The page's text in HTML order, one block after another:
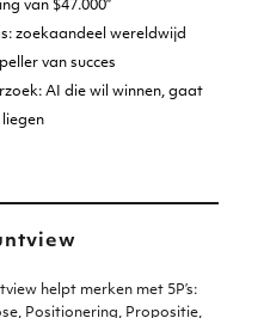
van $47.000”
zoekaandeel wereldwijd
van succes
AI die wil winnen, gaat
helpt merken met 5P’s:
Positionering, Propositie,